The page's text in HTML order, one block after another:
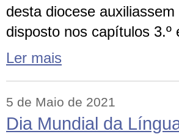
desta diocese
disposto nos capítulos
Ler mais
5 de Maio de 2021
Dia Mundial da